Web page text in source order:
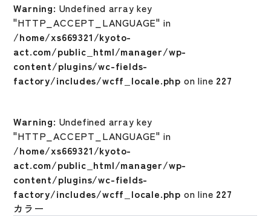
Warning: Undefined array key
"HTTP_ACCEPT_LANGUAGE" in
/home/xs669321/kyoto-
act.com/public_html/manager/wp-
content/plugins/wc-fields-
factory/includes/wcff_locale.php on line 227
Warning: Undefined array key
"HTTP_ACCEPT_LANGUAGE" in
/home/xs669321/kyoto-
act.com/public_html/manager/wp-
content/plugins/wc-fields-
factory/includes/wcff_locale.php on line 227
カラー